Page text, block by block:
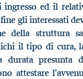
ed il
gli interessati
della struttura
il tipo di cura,
durata presunta
attestare